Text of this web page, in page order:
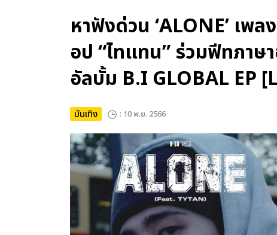
หาฟังด่วน ‘ALONE’ เพ
อป “ไทแทน” ร่วมฟีทภา
อัลบั้ม B.I GLOBAL EP
บันเทิง : 10 พ.ย. 2566